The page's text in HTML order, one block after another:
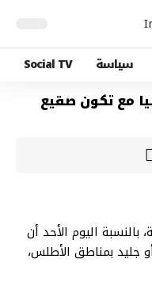
سياسة Social TV
مع تكون صقيع
بالنسبة اليوم الأحد أن
جليد بمناطق الأطلس،